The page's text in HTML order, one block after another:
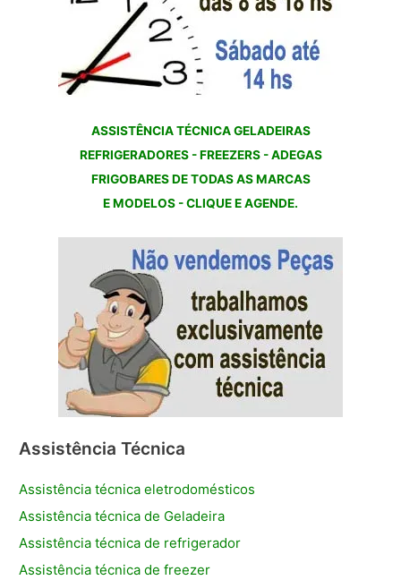
ASSISTÊNCIA TÉCNICA GELADEIRAS
REFRIGERADORES - FREEZERS - ADEGAS
FRIGOBARES DE TODAS AS MARCAS
E MODELOS - CLIQUE E AGENDE.
Assistência Técnica
Assistência técnica eletrodomésticos
Assistência técnica de Geladeira
Assistência técnica de refrigerador
Assistência técnica de freezer